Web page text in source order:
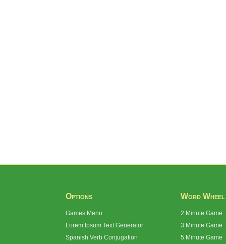
Options
Games Menu
Lorem Ipsum Text Generator
Spanish Verb Conjugation
Word Wheel
2 Minute Game
3 Minute Game
5 Minute Game